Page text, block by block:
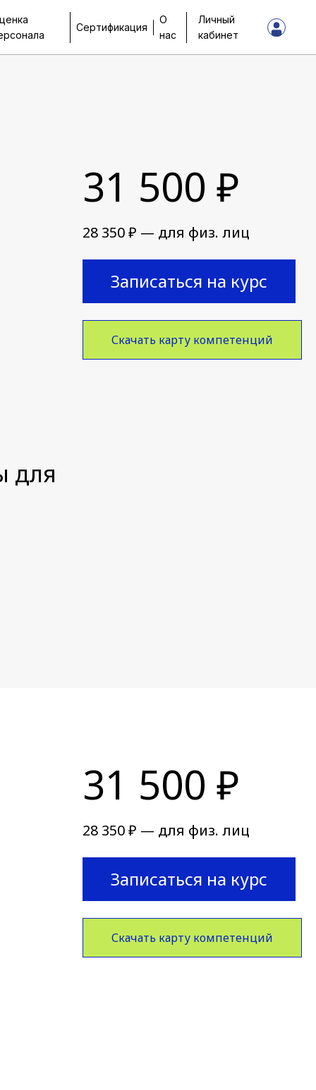
Сертификация
О
нас
Личный
кабинет
для
31 500 ₽
28 350 ₽ — для физ. лиц
Записаться на курс
Скачать карту компетенций
31 500 ₽
28 350 ₽ — для физ. лиц
Записаться на курс
Скачать карту компетенций